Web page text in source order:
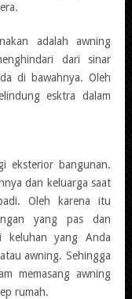
adalah awning
dari sinar
di bawahnya. Oleh
esktra dalam
eksterior bangunan.
dan keluarga saat
Oleh karena itu
yang pas dan
keluhan yang Anda
awning. Sehingga
memasang awning
rumah.